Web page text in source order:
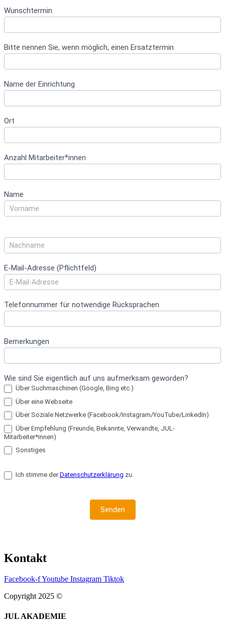
Wunschtermin
Bitte nennen Sie, wenn möglich, einen Ersatztermin
Name der Einrichtung
Ort
Anzahl Mitarbeiter*innen
Name
E-Mail-Adresse (Pflichtfeld)
Telefonnummer für notwendige Rücksprachen
Bemerkungen
Wie sind Sie eigentlich auf uns aufmerksam geworden?
Über Suchmaschinen (Google, Bing etc.)
Über eine Webseite
Über Soziale Netzwerke (Facebook/Instagram/YouTube/LinkedIn)
Über Empfehlung (Freunde, Bekannte, Verwandte, JUL-
Mitarbeiter*innen)
Sonstiges
Ich stimme derDatenschutzerklärung zu.
Senden
Kontakt
Facebook-fYoutube Instagram Tiktok
Copyright 2025 ©
JUL AKADEMIE